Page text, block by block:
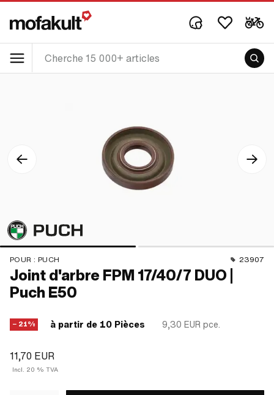
POUR : PUCH 23907
Joint d'arbre FPM 17/40/7 DUO |
Puch E50
− 21% à partir de 10 Pièces 9,30 EUR pce.
11,70 EUR
Incl. 20 % TVA